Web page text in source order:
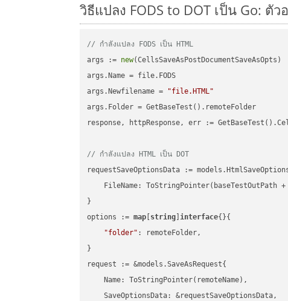
วิธีแปลง FODS to DOT เป็น Go: ตั
// กำลังแปลง FODS เป็น HTML
args := new(CellsSaveAsPostDocumentSaveAsOpts)
args.Name = file.FODS
args.Newfilename =
"file.HTML"
args.Folder = GetBaseTest().remoteFolder
response, httpResponse, err :=
// กำลังแปลง HTML เป็น DOT
requestSaveOptionsData :=
    FileName: ToStringPointer(baseTestOutPath +
}
options := map string ]interface{}{
"folder" : remoteFolder,
}
request := &models.SaveAsRequest{
    Name: ToStringPointer(remoteName),
    SaveOptionsData: &requestSaveOptionsData,